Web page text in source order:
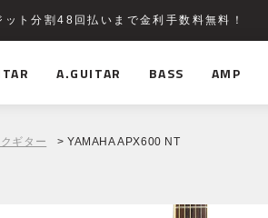
ト分割48回払いまで金利手数料無料！
A.GUITAR BASS AMP
ギター > YAMAHA APX600 NT